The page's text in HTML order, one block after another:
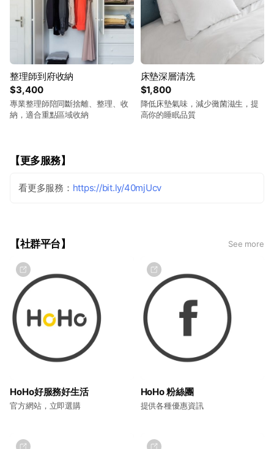
$3,400
整理師到府收納
專業整理師陪同斷捨離、整理、收
納，適合重點區域收納
$1,800
床墊深層清洗
降低床墊氣味，減少黴菌滋生，提
高你的睡眠品質
【更多服務】
看更多服務： https://bit.ly/40mjUcv
【社群平台】 See more
HoHo好服務好生活
官方網站，立即選購
HoHo 粉絲團
提供各種優惠資訊